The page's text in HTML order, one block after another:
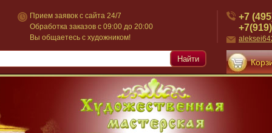
Прием заявок с сайта 24/7
Обработка заказов с 09:00 до 20:00
Вы общаетесь с художником!
+7
Найти